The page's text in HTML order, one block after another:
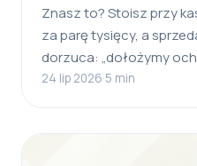
Znasz to? Stoisz przy
za parę tysięcy, a
dorzuca: „dołożymy
24 lip 2026·5 min